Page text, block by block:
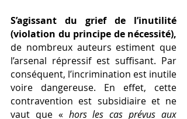
S’agissant du grief de l’inutilité
(violation du principe de nécessité),
de nombreux auteurs estiment que
l’arsenal répressif est suffisant. Par
conséquent, l’incrimination est inutile
voire dangereuse. En effet, cette
contravention est subsidiaire et ne
vaut que « hors les cas prévus aux